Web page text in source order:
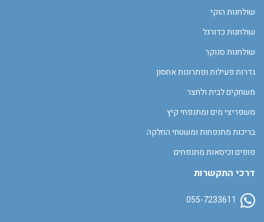
שולחנות הוקי
שולחנות כדורגל
שולחנות סנוקר
גדרות פעילות ופתרונות אחסון
משחקים לבית ולחצר
משפריצי מים ומתנפחי קיץ
בריכות מתנפחות ומשטחי החלקה
פופים וכיסאות מתנפחים
דרכי התקשרות
055-7233611